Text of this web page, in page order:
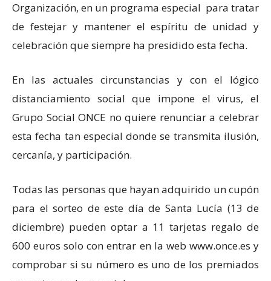
Organización, en un programa especial para tratar
de festejar y mantener el espíritu de unidad y
celebración que siempre ha presidido esta fecha.
En las actuales circunstancias y con el lógico
distanciamiento social que impone el virus, el
Grupo Social ONCE no quiere renunciar a celebrar
esta fecha tan especial donde se transmita ilusión,
cercanía, y participación.
Todas las personas que hayan adquirido un cupón
para el sorteo de este día de Santa Lucía (13 de
diciembre) pueden optar a 11 tarjetas regalo de
600 euros solo con entrar en la web www.once.es y
comprobar si su número es uno de los premiados